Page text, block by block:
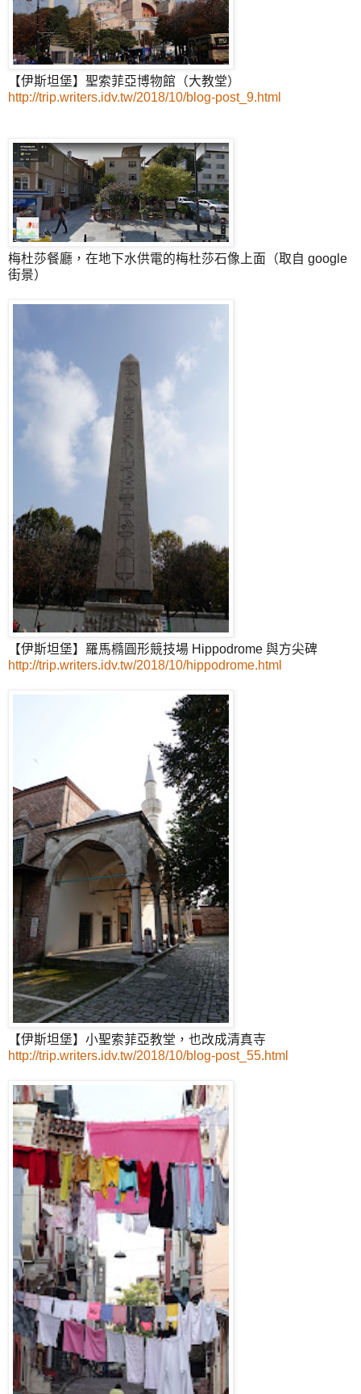
【伊斯坦堡】聖索菲亞博物館（大教堂）
http://trip.writers.idv.tw/2018/10/blog-post_9.html
梅杜莎餐廳，在地下水供電的梅杜莎石像上面（取自 google
街景）
【伊斯坦堡】羅馬橢圓形競技場 Hippodrome 與方尖碑
http://trip.writers.idv.tw/2018/10/hippodrome.html
【伊斯坦堡】小聖索菲亞教堂，也改成清真寺
http://trip.writers.idv.tw/2018/10/blog-post_55.html